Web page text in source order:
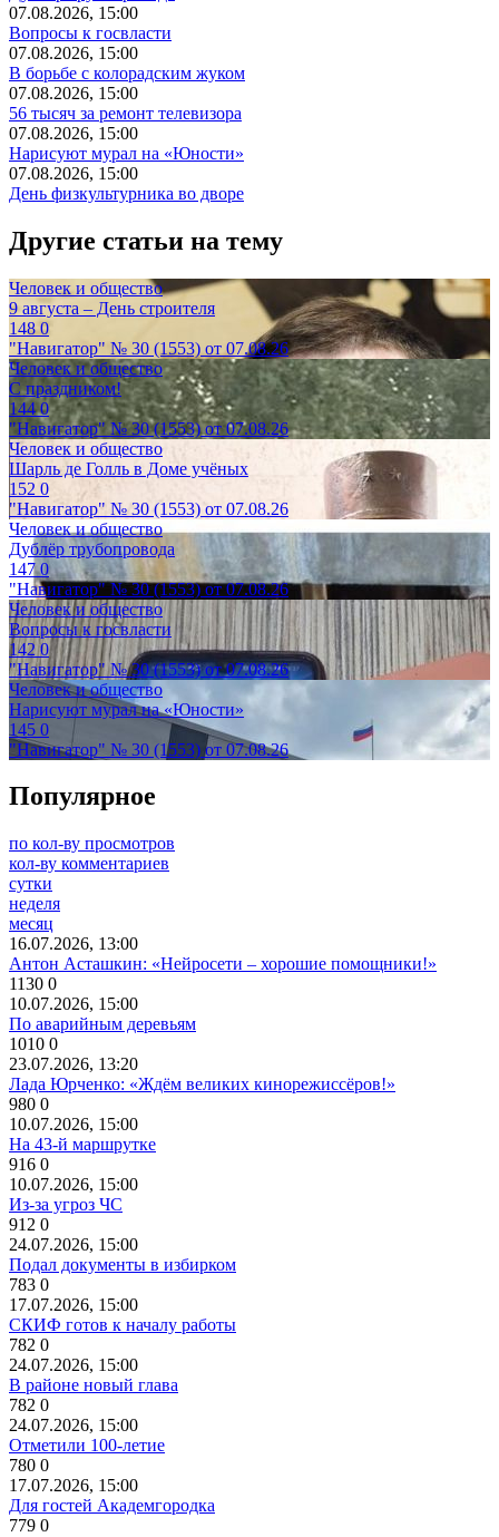
07.08.2026, 15:00
Вопросы к госвласти
07.08.2026, 15:00
В борьбе с колорадским жуком
07.08.2026, 15:00
56 тысяч за ремонт телевизора
07.08.2026, 15:00
Нарисуют мурал на «Юности»
07.08.2026, 15:00
День физкультурника во дворе
Другие статьи на тему
Человек и общество
9 августа – День строителя
1480
"Навигатор" № 30 (1553) от 07.08.26
Человек и общество
С праздником!
1440
"Навигатор" № 30 (1553) от 07.08.26
Человек и общество
Шарль де Голль в Доме учёных
152 0
"Навигатор" № 30 (1553) от 07.08.26
Человек и общество
Дублёр трубопровода
1470
"Навигатор" № 30 (1553) от 07.08.26
Человек и общество
Вопросы к госвласти
1420
"Навигатор" № 30 (1553) от 07.08.26
Человек и общество
Нарисуют мурал на «Юности»
145 0
"Навигатор" № 30 (1553) от 07.08.26
Популярное
по кол-ву просмотров
кол-ву комментариев
сутки
неделя
месяц
16.07.2026, 13:00
Антон Асташкин: «Нейросети – хорошие помощники!»
1130 0
10.07.2026, 15:00
По аварийным деревьям
1010 0
23.07.2026, 13:20
Лада Юрченко: «Ждём великих кинорежиссёров!»
980 0
10.07.2026, 15:00
На 43-й маршрутке
916 0
10.07.2026, 15:00
Из-за угроз ЧС
912 0
24.07.2026, 15:00
Подал документы в избирком
783 0
17.07.2026, 15:00
СКИФ готов к началу работы
782 0
24.07.2026, 15:00
В районе новый глава
782 0
24.07.2026, 15:00
Отметили 100-летие
780 0
17.07.2026, 15:00
Для гостей Академгородка
779 0